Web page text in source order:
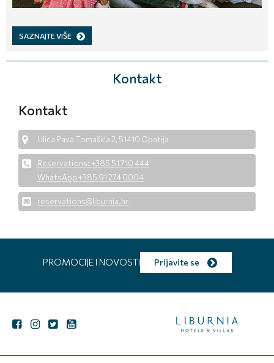
SAZNAJTE VIŠE
Kontakt
Kontakt
Ulica Pava Tomašića 2, 51410 Opatija
Reservations: +385 51 710 444
WhatsApp +385 91 274 0004
reservations@liburnia.hr
PROMOCIJE I NOVOSTI Prijavite se